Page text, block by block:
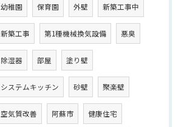
幼稚園 保育園 外壁 新築工事中
新築工事 第1種機械換気設備 悪臭
除湿器 部屋 塗り壁
システムキッチン 砂壁 聚楽壁
空気質改善 阿蘇市 健康住宅